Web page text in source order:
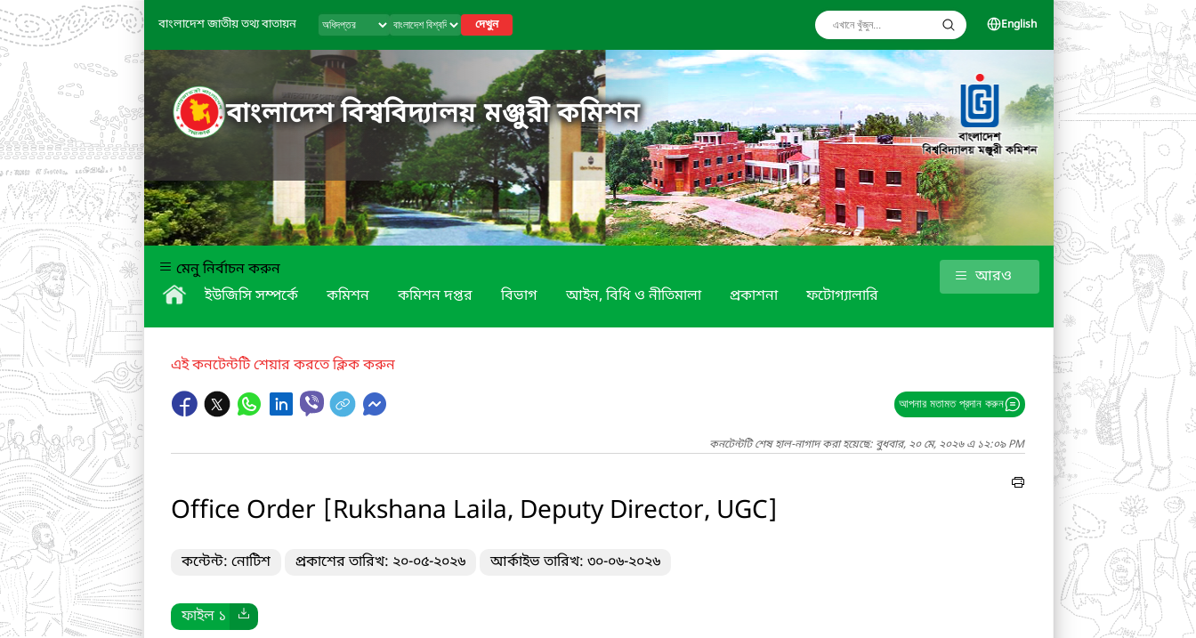
বাংলাদেশ জাতীয় তথ্য বাতায়ন দেখুন English
বাংলাদেশ বিশ্ববিদ্যালয় মঞ্জুরী কমিশন
মেনু নির্বাচন করুন
ইউজিসি সম্পর্কে
কমিশন কমিশন দপ্তর বিভাগ আইন, বিধি ও নীতিমালা প্রকাশনা ফটোগ্যালারি
আরও
এই কনটেন্টটি শেয়ার করতে ক্লিক করুন
আপনার মতামত প্রদান করুন
কনটেন্টটি শেষ হাল-নাগাদ করা হয়েছে: বুধবার, ২০ মে, ২০২৬ এ ১২:০৯ PM
Office Order [Rukshana Laila, Deputy Director, UGC]
কন্টেন্ট: নোটিশ প্রকাশের তারিখ: ২০-০৫-২০২৬ আর্কাইভ তারিখ: ৩০-০৬-২০২৬
ফাইল ১